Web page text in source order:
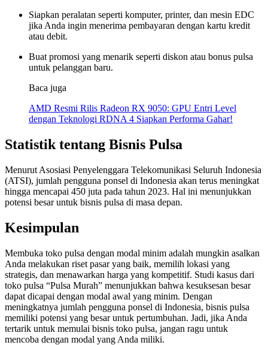
Siapkan peralatan seperti komputer, printer, dan mesin EDC
jika Anda ingin menerima pembayaran dengan kartu kredit
atau debit.
Buat promosi yang menarik seperti diskon atau bonus pulsa
untuk pelanggan baru.
Baca juga
AMD Resmi Rilis Radeon RX 9050: GPU Entri Level
dengan Teknologi RDNA 4 Siapkan Performa Gahar!
Statistik tentang Bisnis Pulsa
Menurut Asosiasi Penyelenggara Telekomunikasi Seluruh Indonesia
(ATSI), jumlah pengguna ponsel di Indonesia akan terus meningkat
hingga mencapai 450 juta pada tahun 2023. Hal ini menunjukkan
potensi besar untuk bisnis pulsa di masa depan.
Kesimpulan
Membuka toko pulsa dengan modal minim adalah mungkin asalkan
Anda melakukan riset pasar yang baik, memilih lokasi yang
strategis, dan menawarkan harga yang kompetitif. Studi kasus dari
toko pulsa “Pulsa Murah” menunjukkan bahwa kesuksesan besar
dapat dicapai dengan modal awal yang minim. Dengan
meningkatnya jumlah pengguna ponsel di Indonesia, bisnis pulsa
memiliki potensi yang besar untuk pertumbuhan. Jadi, jika Anda
tertarik untuk memulai bisnis toko pulsa, jangan ragu untuk
mencoba dengan modal yang Anda miliki.